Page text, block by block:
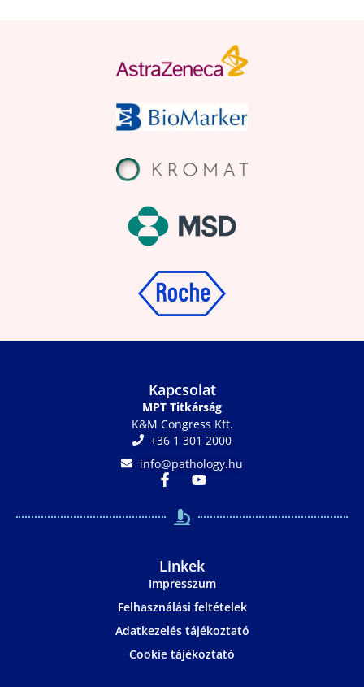
Kapcsolat
MPT Titkárság
K&M Congress Kft.
+36 1 301 2000
info@pathology.hu
Linkek
Impresszum
Felhasználási feltételek
Adatkezelés tájékoztató
Cookie tájékoztató